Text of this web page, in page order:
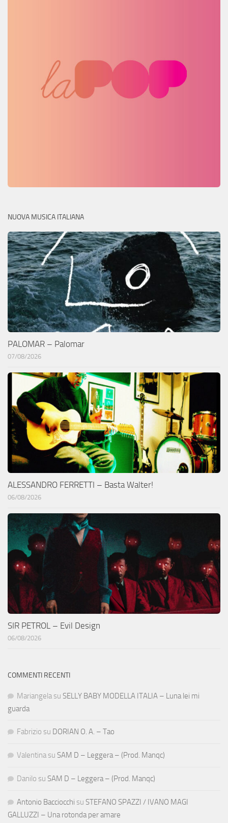
NUOVA MUSICA ITALIANA
PALOMAR – Palomar
07/08/2026
ALESSANDRO FERRETTI – Basta Walter!
06/08/2026
SIR PETROL – Evil Design
06/08/2026
COMMENTI RECENTI
Mariangela su SELLY BABY MODELLA ITALIA – Luna lei mi
guarda
Fabrizio su DORIAN O. A. – Tao
Valentina su SAM D – Leggera – (Prod. Manqc)
Danilo su SAM D – Leggera – (Prod. Manqc)
Antonio Bacciocchi su STEFANO SPAZZI / IVANO MAGI
GALLUZZI – Una rotonda per amare